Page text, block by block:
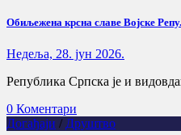
Обиљежена крсна славе Војске
Недеља, 28. јун 2026.
Република Српска је и
0 Коментари
Догађаји / Друштво